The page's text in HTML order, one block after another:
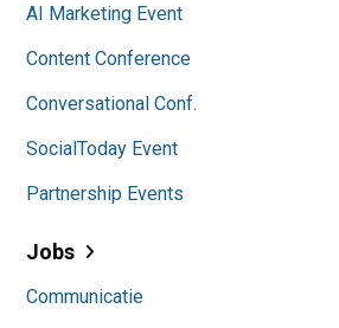
AI Marketing Event
Content Conference
Conversational Conf.
SocialToday Event
Partnership Events
Jobs
Communicatie